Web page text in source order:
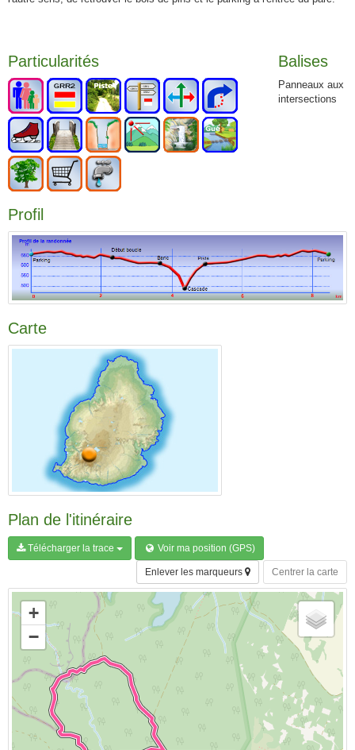
Particularités Balises
Panneaux aux
intersections
Profil
Carte
Plan de l'itinéraire
Télécharger la trace Voir ma position (GPS)
Centrer la carte
Enlever les marqueurs
+
−